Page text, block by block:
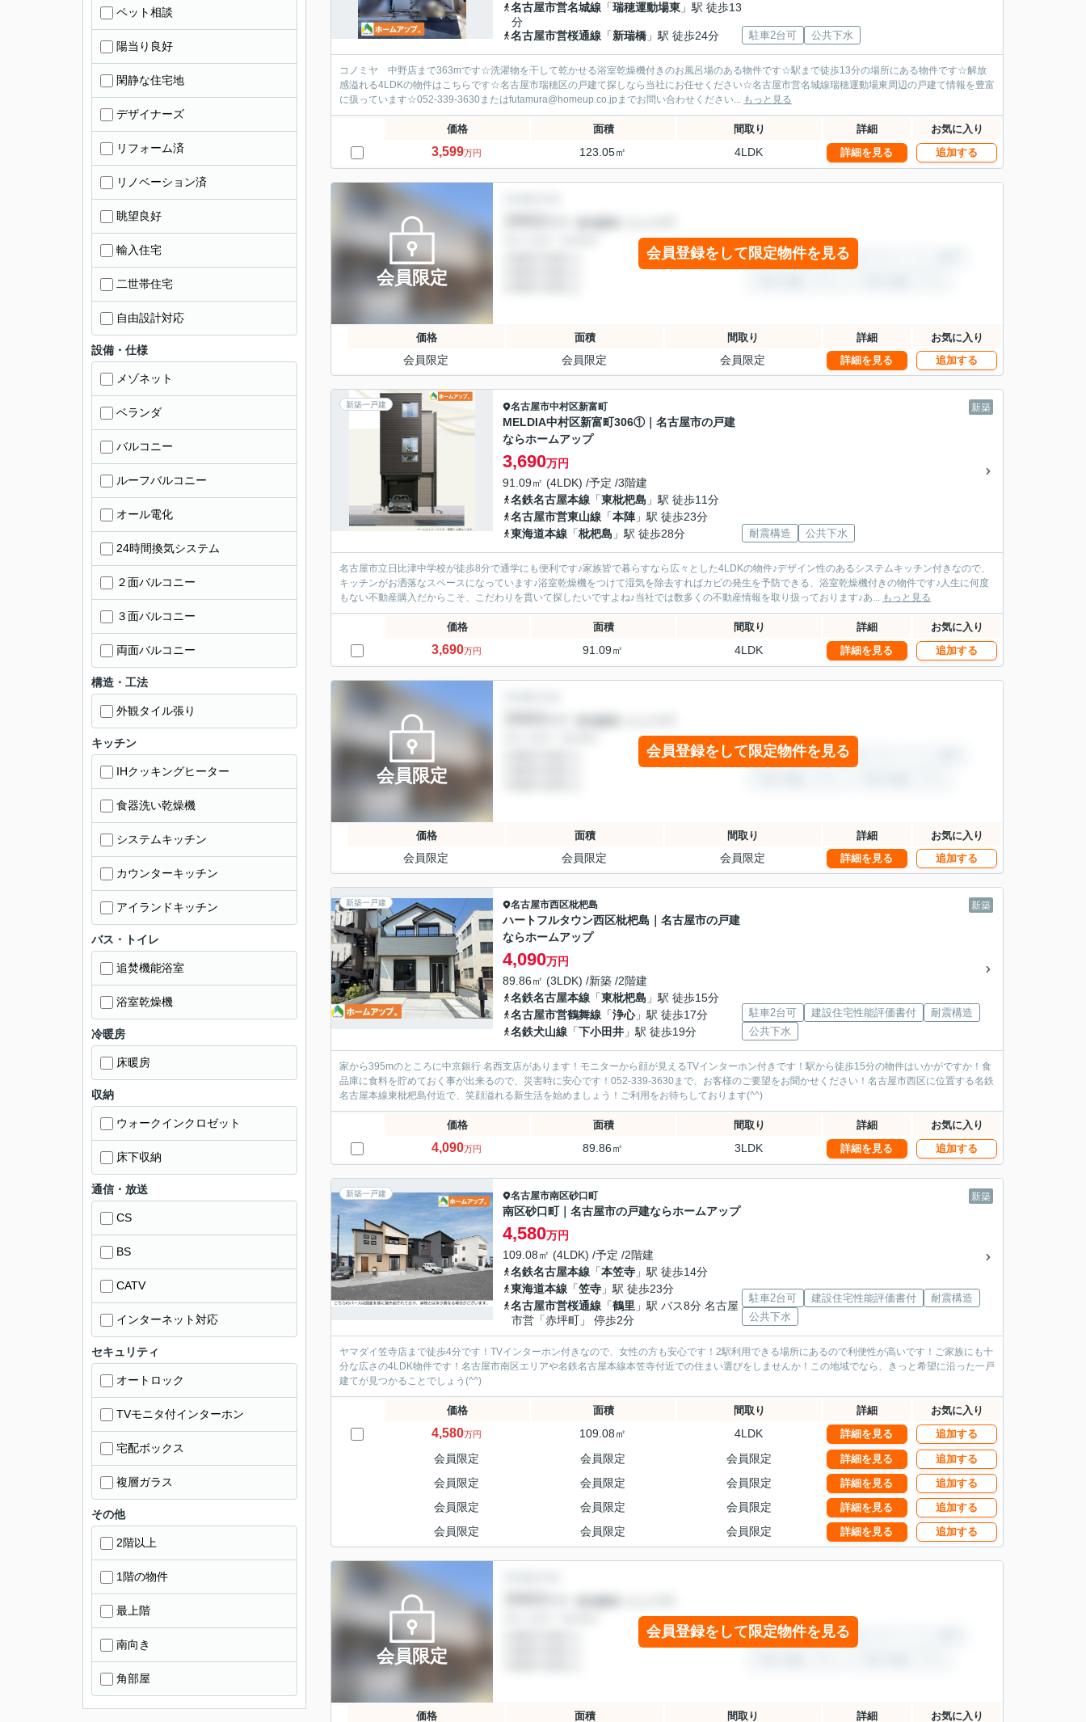
名古屋市営名城線 「瑞穂運動場東 」駅 徒歩13
分
名古屋市営桜通線 「新瑞橋 」駅 徒歩24分 駐車2台可 公共下水
コノミヤ 中野店まで363mです☆洗濯物を干して乾かせる浴室乾燥機付きのお風呂場のある物件です☆駅まで徒歩13分の場所にある物件です☆解放
感溢れる4LDKの物件はこちらです☆名古屋市瑞穂区の戸建て探しなら当社にお任せください☆名古屋市営名城線瑞穂運動場東周辺の戸建て情報を豊富
に扱っています☆052-339-3630またはfutamura@homeup.co.jpまでお問い合わせください... もっと見る
価格 面積 間取り 詳細 お気に入り
3,599万円 123.05㎡ 4LDK 詳細を見る 追加する
会員限定
会員登録をして限定物件を見る
価格 面積 間取り 詳細 お気に入り
会員限定 会員限定 会員限定 詳細を見る 追加する
新築一戸建 新築
名古屋市中村区新富町
MELDIA中村区新富町306①｜名古屋市の戸建
ならホームアップ
3,690万円
91.09㎡ (4LDK) /予定 /3階建
名鉄名古屋本線 「東枇杷島 」駅 徒歩11分
名古屋市営東山線 「本陣」駅 徒歩23分
東海道本線 「枇杷島 」駅 徒歩28分 耐震構造 公共下水
名古屋市立日比津中学校が徒歩8分で通学にも便利です♪家族皆で暮らすなら広々とした4LDKの物件♪デザイン性のあるシステムキッチン付きなので、
キッチンがお洒落なスペースになっています♪浴室乾燥機をつけて湿気を除去すればカビの発生を予防できる、浴室乾燥機付きの物件です♪人生に何度
もない不動産購入だからこそ、こだわりを貫いて探したいですよね♪当社では数多くの不動産情報を取り扱っております♪あ... もっと見る
価格 面積 間取り 詳細 お気に入り
3,690万円 91.09㎡ 4LDK 詳細を見る 追加する
会員限定
会員登録をして限定物件を見る
価格 面積 間取り 詳細 お気に入り
会員限定 会員限定 会員限定 詳細を見る 追加する
新築一戸建 新築
名古屋市西区枇杷島
ハートフルタウン西区枇杷島｜名古屋市の戸建
ならホームアップ
4,090万円
89.86㎡ (3LDK) /新築 /2階建
名鉄名古屋本線 「東枇杷島 」駅 徒歩15分
名古屋市営鶴舞線 「浄心」駅 徒歩17分
名鉄犬山線 「下小田井 」駅 徒歩19分
駐車2台可 建設住宅性能評価書付
耐震構造
公共下水
家から395mのところに中京銀行 名西支店があります！モニターから顔が見えるTVインターホン付きです！駅から徒歩15分の物件はいかがですか！食
品庫に食料を貯めておく事が出来るので、災害時に安心です！052-339-3630まで、お客様のご要望をお聞かせください！名古屋市西区に位置する名鉄
名古屋本線東枇杷島付近で、笑顔溢れる新生活を始めましょう！ご利用をお待ちしております(^^)
価格 面積 間取り 詳細 お気に入り
4,090万円 89.86㎡ 3LDK 詳細を見る 追加する
新築一戸建 新築
名古屋市南区砂口町
南区砂口町｜名古屋市の戸建ならホームアップ
4,580万円
109.08㎡ (4LDK) /予定 /2階建
名鉄名古屋本線 「本笠寺 」駅 徒歩14分
東海道本線 「笠寺 」駅 徒歩23分
名古屋市営桜通線 「鶴里 」駅 バス8分 名古屋
市営「赤坪町」 停歩2分
駐車2台可 建設住宅性能評価書付
耐震構造
公共下水
ヤマダイ笠寺店まで徒歩4分です！TVインターホン付きなので、女性の方も安心です！2駅利用できる場所にあるので利便性が高いです！ご家族にも十
分な広さの4LDK物件です！名古屋市南区エリアや名鉄名古屋本線本笠寺付近での住まい選びをしませんか！この地域でなら、きっと希望に沿った一戸
建てが見つかることでしょう(^^)
価格 面積 間取り 詳細 お気に入り
4,580万円 109.08㎡ 4LDK 詳細を見る 追加する
会員限定 会員限定 会員限定 詳細を見る 追加する
会員限定 会員限定 会員限定 詳細を見る 追加する
会員限定 会員限定 会員限定 詳細を見る 追加する
会員限定 会員限定 会員限定 詳細を見る 追加する
会員限定
会員登録をして限定物件を見る
価格 面積 間取り 詳細 お気に入り
ペット相談
陽当り良好
閑静な住宅地
デザイナーズ
リフォーム済
リノベーション済
眺望良好
輸入住宅
二世帯住宅
自由設計対応
設備・仕様
メゾネット
ベランダ
バルコニー
ルーフバルコニー
オール電化
24時間換気システム
２面バルコニー
３面バルコニー
両面バルコニー
構造・工法
外観タイル張り
キッチン
IHクッキングヒーター
食器洗い乾燥機
システムキッチン
カウンターキッチン
アイランドキッチン
バス・トイレ
追焚機能浴室
浴室乾燥機
冷暖房
床暖房
収納
ウォークインクロゼット
床下収納
通信・放送
CS
BS
CATV
インターネット対応
セキュリティ
オートロック
TVモニタ付インターホン
宅配ボックス
複層ガラス
その他
2階以上
1階の物件
最上階
南向き
角部屋